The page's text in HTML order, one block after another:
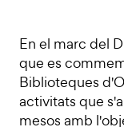
En el marc del
que es
Biblioteques
activitats que
mesos amb